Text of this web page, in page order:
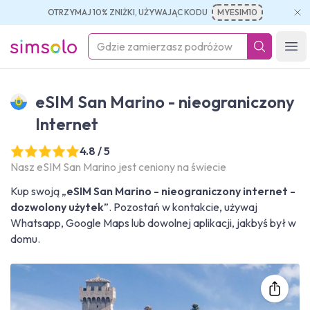
OTRZYMAJ 10% ZNIŻKI, UŻYWAJĄC KODU MYESIM10
simsolo
eSIM San Marino - nieograniczony
Internet
4.8 / 5
Nasz eSIM San Marino jest ceniony na świecie
Kup swoją „eSIM San Marino - nieograniczony internet -
dozwolony użytek”. Pozostań w kontakcie, używaj
Whatsapp, Google Maps lub dowolnej aplikacji, jakbyś był w
domu.